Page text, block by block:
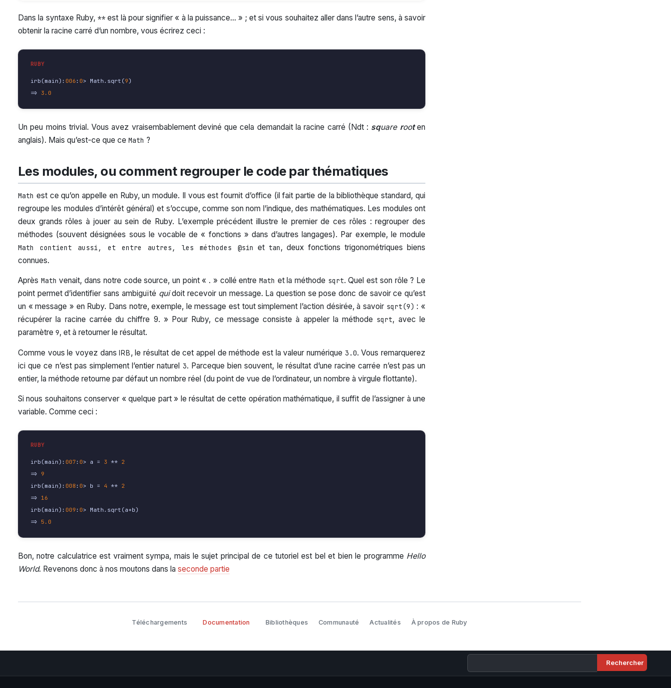
Dans la syntaxe Ruby, ** est là pour signifier « à la puissance… » ; et si vous souhaitez aller dans l’autre sens, à savoir
obtenir la racine carré d’un nombre, vous écrirez ceci :
irb (main): 006 : 0> Math . sqrt (9)
=>
3.0
Un peu moins trivial. Vous avez vraisembablement deviné que cela demandait la racine carré (Ndt : square rooten
anglais). Mais qu’est-ce que ce Math ?
Les modules, ou comment regrouper le code par thématiques
Math est ce qu’on appelle en Ruby, un module. Il vous est fournit d’office (il fait partie de la bibliothèque standard, qui
regroupe les modules d’intérêt général) et s’occupe, comme son nom l’indique, des mathématiques. Les modules ont
deux grands rôles à jouer au sein de Ruby. L’exemple précédent illustre le premier de ces rôles : regrouper des
méthodes (souvent désignées sous le vocable de « fonctions » dans d’autres langages). Par exemple, le module
Math contient aussi, et entre autres, les méthodes @sin et tan, deux fonctions trigonométriques biens
connues.
Après Math venait, dans notre code source, un point « . » collé entre Math et la méthode sqrt. Quel est son rôle ? Le
point permet d’identifier sans ambiguïté quidoit recevoir un message. La question se pose donc de savoir ce qu’est
un « message » en Ruby. Dans notre, exemple, le message est tout simplement l’action désirée, à savoir sqrt(9) : «
récupérer la racine carrée du chiffre 9. » Pour Ruby, ce message consiste à appeler la méthode sqrt, avec le
paramètre 9, et à retourner le résultat.
Comme vous le voyez dansIRB, le résultat de cet appel de méthode est la valeur numérique 3.0. Vous remarquerez
ici que ce n’est pas simplement l’entier naturel 3. Parceque bien souvent, le résultat d’une racine carrée n’est pas un
entier, la méthode retourne par défaut un nombre réel (du point de vue de l’ordinateur, un nombre à virgule flottante).
Si nous souhaitons conserver « quelque part » le résultat de cette opération mathématique, il suffit de l’assigner à une
variable. Comme ceci :
irb (main): 007 : 0> a = 3 ** 2
=>
9
irb (main): 008 : 0> b = 4 ** 2
=>
16
irb (main): 009 : 0> Math . sqrt (a+b)
=>
5.0
Bon, notre calculatrice est vraiment sympa, mais le sujet principal de ce tutoriel est bel et bien le programme Hello
World. Revenons donc à nos moutons dans la seconde partie
Téléchargements Documentation Bibliothèques Communauté Actualités À propos de Ruby